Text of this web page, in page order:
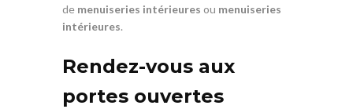
de menuiseries intérieures ou menuiseries
intérieures.
Rendez-vous aux
portes ouvertes